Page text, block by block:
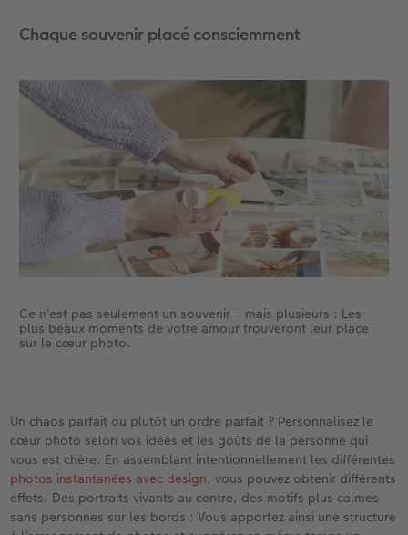
Chaque souvenir placé consciemment
Ce n'est pas seulement un souvenir – mais plusieurs : Les
plus beaux moments de votre amour trouveront leur place
sur le cœur photo.
Un chaos parfait ou plutôt un ordre parfait ? Personnalisez le
cœur photo selon vos idées et les goûts de la personne qui
vous est chère. En assemblant intentionnellement les différentes
photos instantanées avec design, vous pouvez obtenir différents
effets. Des portraits vivants au centre, des motifs plus calmes
sans personnes sur les bords : Vous apportez ainsi une structure